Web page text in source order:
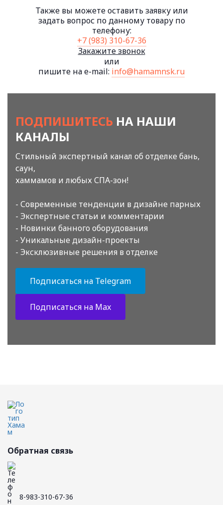
Также вы можете оставить заявку или
задать вопрос по данному товару по
телефону:
+7 (983) 310-67-36
Закажите звонок
или
пишите на e-mail: info@hamamnsk.ru
ПОДПИШИТЕСЬ НА НАШИ
КАНАЛЫ
Стильный экспертный канал об отделке бань,
саун,
хаммамов и любых СПА-зон!
- Современные тенденции в дизайне парных
- Экспертные статьи и комментарии
- Новинки банного оборудования
- Уникальные дизайн-проекты
- Эксклюзивные решения в отделке
Подписаться на Telegram
Подписаться на Max
Обратная связь
8-983-310-67-36